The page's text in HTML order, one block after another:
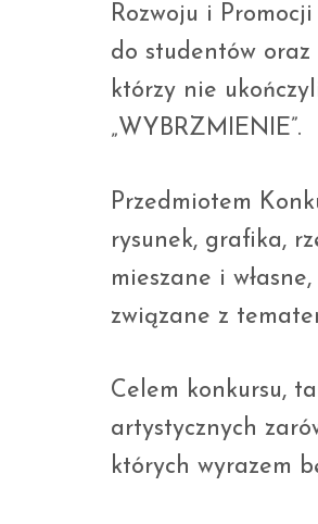
Rozwoju i
do studentów oraz
którzy nie
„WYBRZMIENIE”.
Przedmiotem
rysunek, grafika,
mieszane i
związane z
Celem konkursu,
artystycznych
których wyrazem